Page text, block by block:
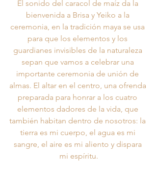
El sonido del caracol de maíz da la
bienvenida a Brisa y Yeiko a la
ceremonia, en la tradición maya se usa
para que los elementos y los
guardianes invisibles de la naturaleza
sepan que vamos a celebrar una
importante ceremonia de unión de
almas. El altar en el centro, una ofrenda
preparada para honrar a los cuatro
elementos dadores de la vida, que
también habitan dentro de nosotros: la
tierra es mi cuerpo, el agua es mi
sangre, el aire es mi aliento y dispara
mi espíritu.